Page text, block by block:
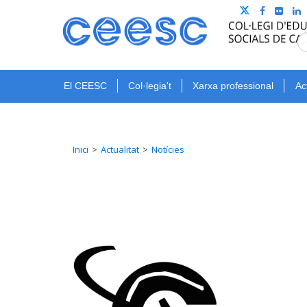
El CEESC Col·legia't Xarxa professional
Inici Actualitat Notícies